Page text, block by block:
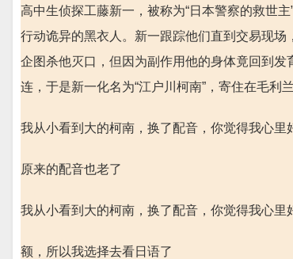
高中生侦探工藤新一，被称为“日本警察的救世
行动诡异的黑衣人。新一跟踪他们直到交易现
企图杀他灭口，但因为副作用他的身体竟回到
连，于是新一化名为“江户川柯南”，寄住在毛利
我从小看到大的柯南，换了配音，你觉得我心
原来的配音也老了
我从小看到大的柯南，换了配音，你觉得我心
额，所以我选择去看日语了